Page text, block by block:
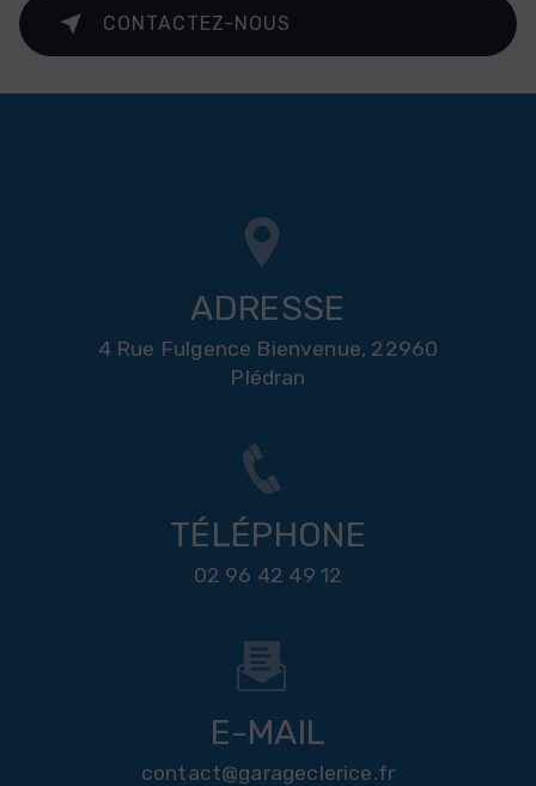
CONTACTEZ-NOUS
ADRESSE
4 Rue Fulgence Bienvenue, 22960
Plédran
TÉLÉPHONE
02 96 42 49 12
E-MAIL
contact@garageclerice.fr